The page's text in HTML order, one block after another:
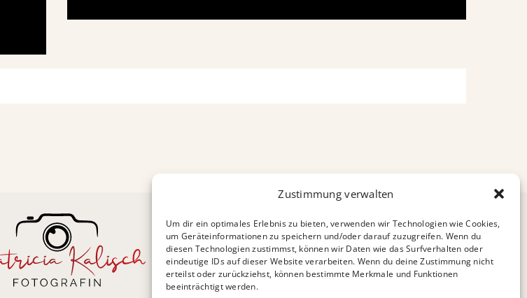
Zustimmung verwalten
Um dir ein optimales Erlebnis zu bieten, verwenden wir Technologien wie Cookies,
um Geräteinformationen zu speichern und/oder darauf zuzugreifen. Wenn du
diesen Technologien zustimmst, können wir Daten wie das Surfverhalten oder
eindeutige IDs auf dieser Website verarbeiten. Wenn du deine Zustimmung nicht
erteilst oder zurückziehst, können bestimmte Merkmale und Funktionen
beeinträchtigt werden.